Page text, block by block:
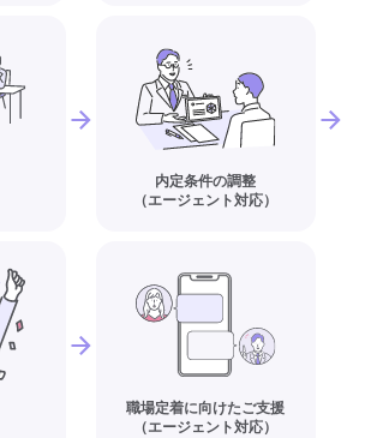
内定条件の調整
（エージェント対応）
職場定着に向けたご支援
（エージェント対応）